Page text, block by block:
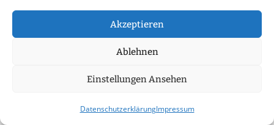
Akzeptieren
Ablehnen
Einstellungen Ansehen
DatenschutzerklärungImpressum
Schneeabtransport in Bedburg
Schneeabtransport in Sprockhövel
Schneeabtransport in Herdecke
Schneeabtransport in Lindlar
Schneeabtransport in Radevormwald